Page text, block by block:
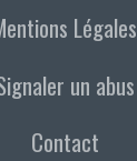
Légales
un abus
Contact